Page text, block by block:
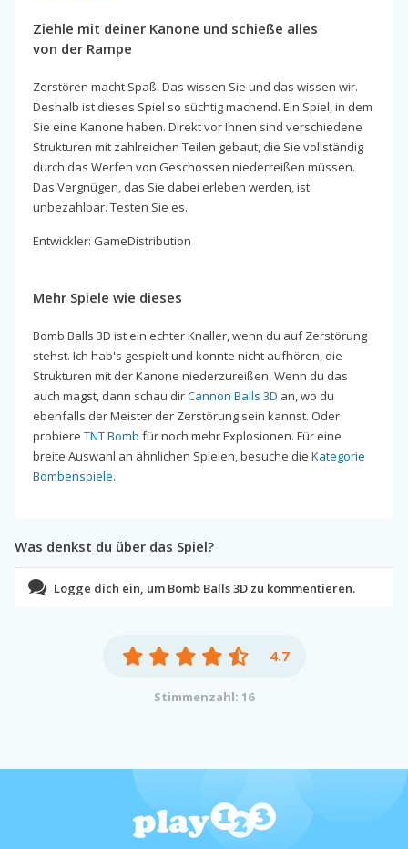
Ziehle mit deiner Kanone und schieße alles
von der Rampe
Zerstören macht Spaß. Das wissen Sie und das wissen wir.
Deshalb ist dieses Spiel so süchtig machend. Ein Spiel, in dem
Sie eine Kanone haben. Direkt vor Ihnen sind verschiedene
Strukturen mit zahlreichen Teilen gebaut, die Sie vollständig
durch das Werfen von Geschossen niederreißen müssen.
Das Vergnügen, das Sie dabei erleben werden, ist
unbezahlbar. Testen Sie es.
Entwickler: GameDistribution
Mehr Spiele wie dieses
Bomb Balls 3D ist ein echter Knaller, wenn du auf Zerstörung
stehst. Ich hab's gespielt und konnte nicht aufhören, die
Strukturen mit der Kanone niederzureißen. Wenn du das
auch magst, dann schau dirCannon Balls 3D an, wo du
ebenfalls der Meister der Zerstörung sein kannst. Oder
probiere TNT Bomb für noch mehr Explosionen. Für eine
breite Auswahl an ähnlichen Spielen, besuche die Kategorie
Bombenspiele.
Was denkst du über das Spiel?
Logge dich ein, um Bomb Balls 3D zu kommentieren.
4.7
Stimmenzahl: 16